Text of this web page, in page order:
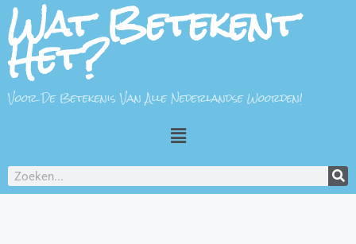
Wat Betekent
Het?
Voor De Betekenis Van Alle Nederlandse Woorden!